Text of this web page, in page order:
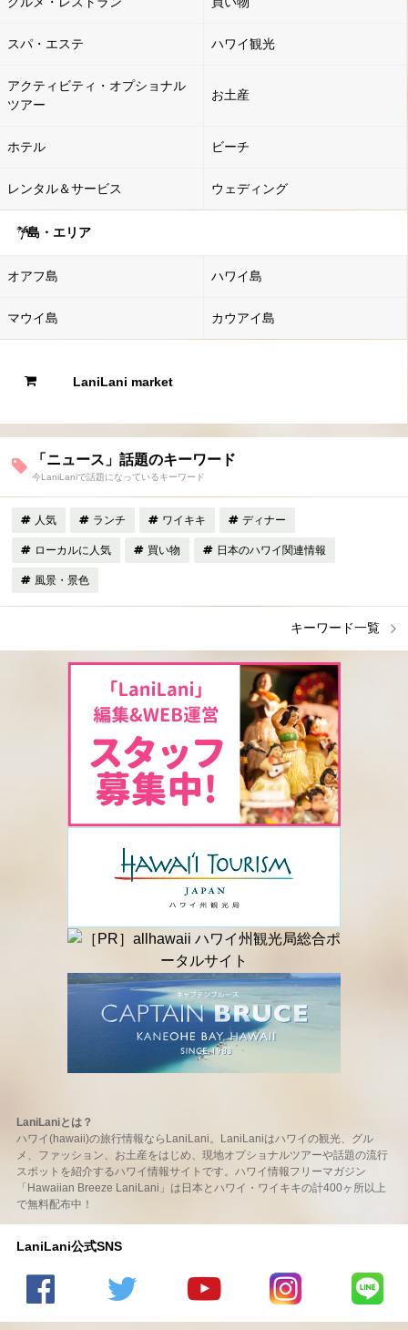
スパ・エステ ハワイ観光
アクティビティ・オプショナル
ツアー
お土産
ホテル ビーチ
レンタル＆サービス ウェディング
島・エリア
オアフ島 ハワイ島
マウイ島 カウアイ島
LaniLani market
「ニュース」話題のキーワード
今LaniLaniで話題になっているキーワード
人気 ランチ ワイキキ ディナー
ローカルに人気 買い物 日本のハワイ関連情報
風景・景色
キーワード一覧
LaniLaniとは？
ハワイ(hawaii)の旅行情報ならLaniLani。LaniLaniはハワイの観光、グル
メ、ファッション、お土産をはじめ、現地オプショナルツアーや話題の流行
スポットを紹介するハワイ情報サイトです。ハワイ情報フリーマガジン
「Hawaiian Breeze LaniLani」は日本とハワイ・ワイキキの計400ヶ所以上
で無料配布中！
LaniLani公式SNS
LaniLani LaniLani